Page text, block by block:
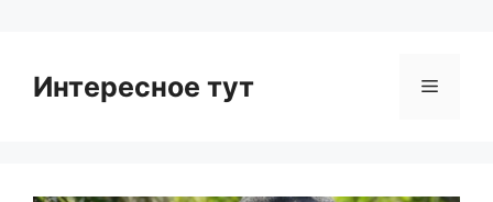
Интересное тут Menu